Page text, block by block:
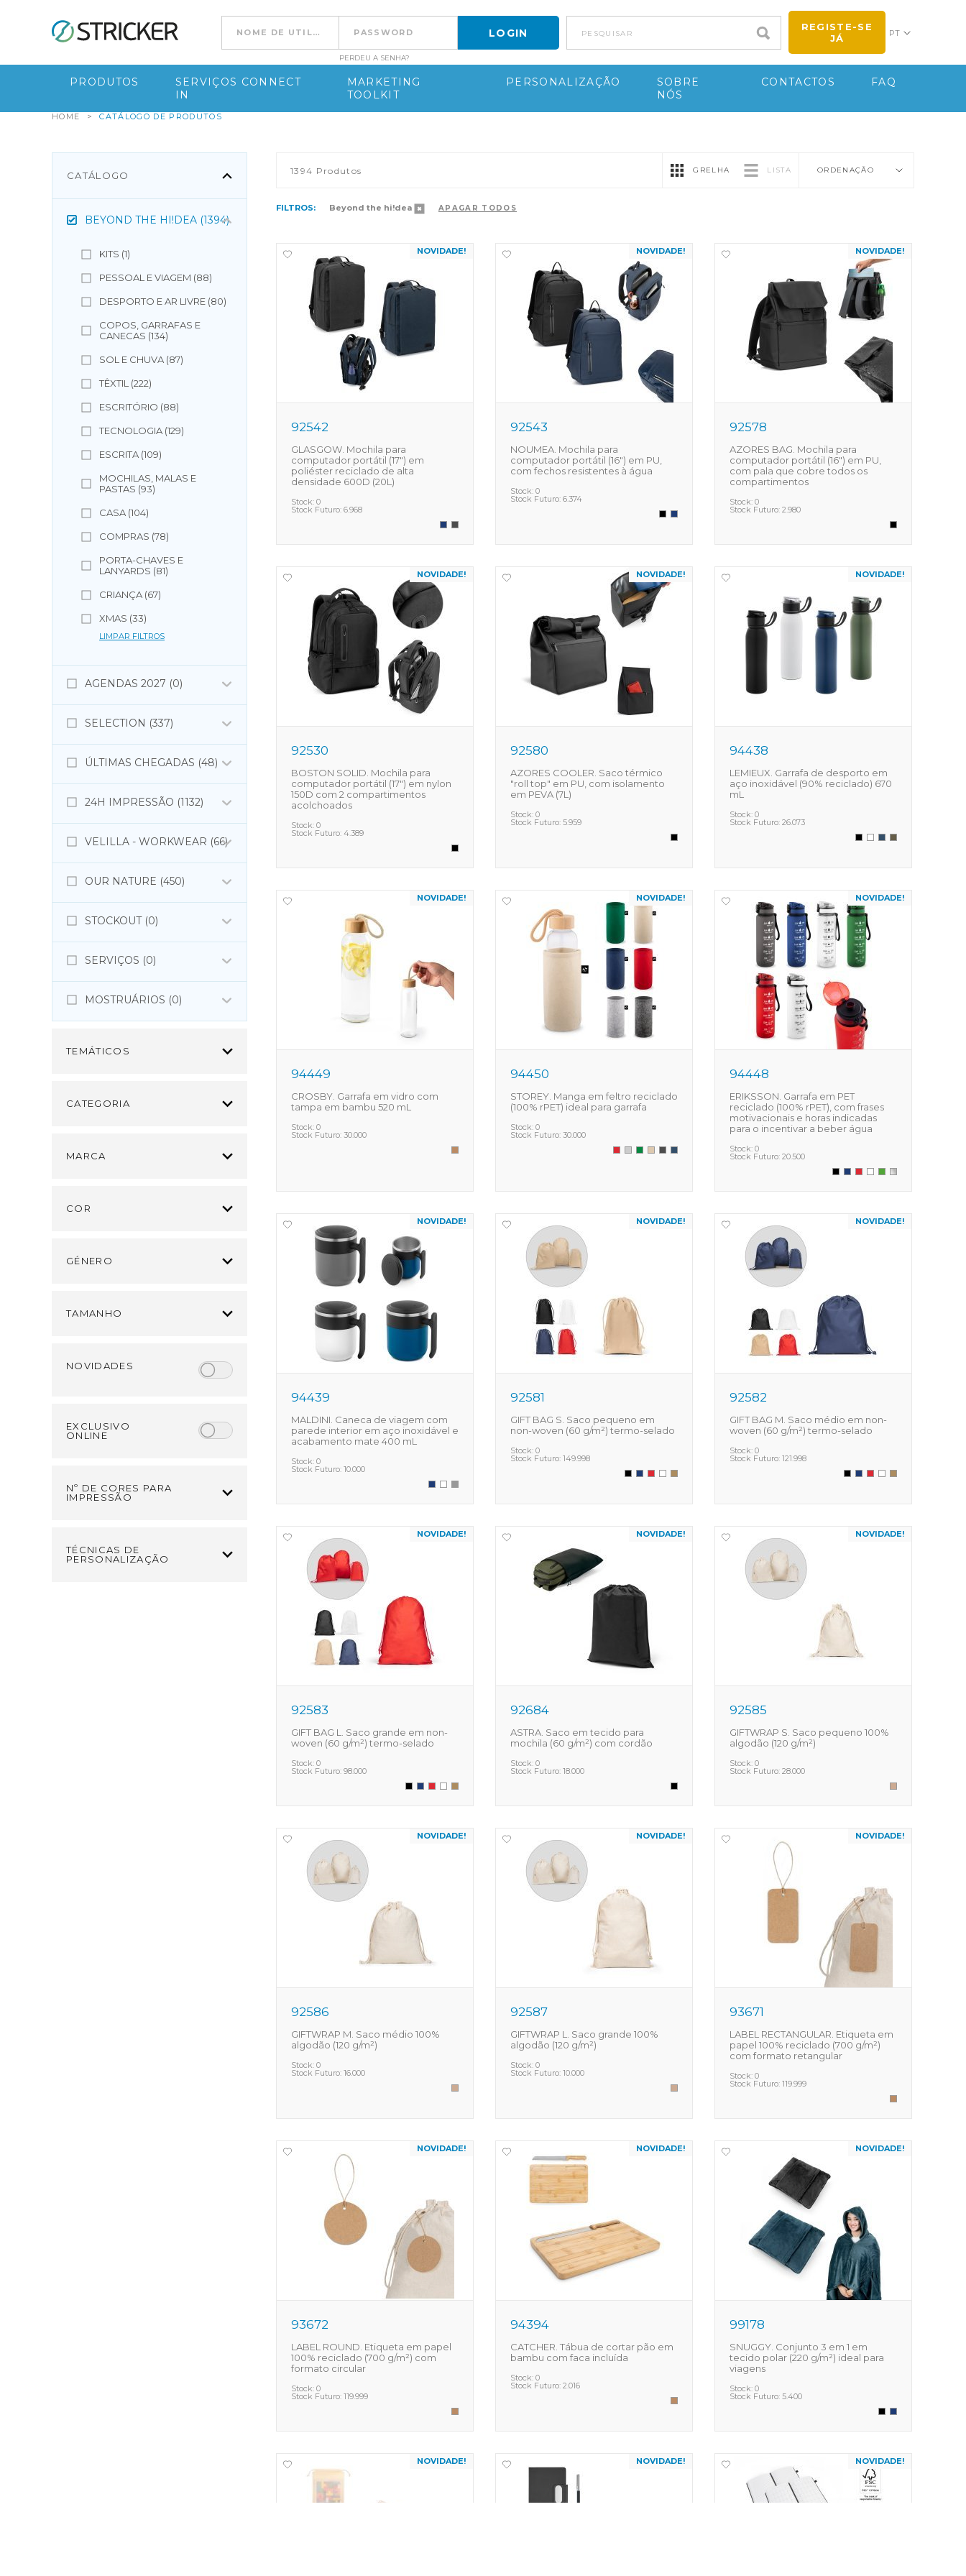
Ir para conteúdo
PERDEU A SENHA?
pesquisar
REGISTE-SE
JÁ
PT
PRODUTOS
SERVIÇOS CONNECT
IN
MARKETING
TOOLKIT
PERSONALIZAÇÃO
SOBRE
NÓS
CONTACTOS FAQ
HOME > CATÁLOGO DE PRODUTOS
CATÁLOGO
BEYOND THE HI!DEA (1394)
KITS (1)
PESSOAL E VIAGEM (88)
DESPORTO E AR LIVRE (80)
COPOS, GARRAFAS E
CANECAS (134)
SOL E CHUVA (87)
TÊXTIL (222)
ESCRITÓRIO (88)
TECNOLOGIA (129)
ESCRITA (109)
MOCHILAS, MALAS E
PASTAS (93)
CASA (104)
COMPRAS (78)
PORTA-CHAVES E
LANYARDS (81)
CRIANÇA (67)
XMAS (33)
LIMPAR FILTROS
AGENDAS 2027 (0)
SELECTION (337)
ÚLTIMAS CHEGADAS (48)
24H IMPRESSÃO (1132)
VELILLA - WORKWEAR (66)
OUR NATURE (450)
STOCKOUT (0)
SERVIÇOS (0)
MOSTRUÁRIOS (0)
TEMÁTICOS
CATEGORIA
MARCA
COR
GÉNERO
TAMANHO
NOVIDADES
EXCLUSIVO
ONLINE
Nº DE CORES PARA
IMPRESSÃO
TÉCNICAS DE
PERSONALIZAÇÃO
FILTROS: Beyond the hi!dea APAGAR TODOS
1394 Produtos GRELHA LISTA ORDENAÇÃO
NOVIDADE!
92542
GLASGOW. Mochila para
computador portátil (17") em
poliéster reciclado de alta
densidade 600D (20L)
Stock: 0
Stock Futuro: 6.968
NOVIDADE!
92543
NOUMEA. Mochila para
computador portátil (16") em PU,
com fechos resistentes à água
Stock: 0
Stock Futuro: 6.374
NOVIDADE!
92578
AZORES BAG. Mochila para
computador portátil (16") em PU,
com pala que cobre todos os
compartimentos
Stock: 0
Stock Futuro: 2.980
NOVIDADE!
92530
BOSTON SOLID. Mochila para
computador portátil (17") em nylon
150D com 2 compartimentos
acolchoados
Stock: 0
Stock Futuro: 4.389
NOVIDADE!
92580
AZORES COOLER. Saco térmico
"roll top" em PU, com isolamento
em PEVA (7L)
Stock: 0
Stock Futuro: 5.959
NOVIDADE!
94438
LEMIEUX. Garrafa de desporto em
aço inoxidável (90% reciclado) 670
mL
Stock: 0
Stock Futuro: 26.073
NOVIDADE!
94449
CROSBY. Garrafa em vidro com
tampa em bambu 520 mL
Stock: 0
Stock Futuro: 30.000
NOVIDADE!
94450
STOREY. Manga em feltro reciclado
(100% rPET) ideal para garrafa
Stock: 0
Stock Futuro: 30.000
NOVIDADE!
94448
ERIKSSON. Garrafa em PET
reciclado (100% rPET), com frases
motivacionais e horas indicadas
para o incentivar a beber água
Stock: 0
Stock Futuro: 20.500
NOVIDADE!
94439
MALDINI. Caneca de viagem com
parede interior em aço inoxidável e
acabamento mate 400 mL
Stock: 0
Stock Futuro: 10.000
NOVIDADE!
92581
GIFT BAG S. Saco pequeno em
non-woven (60 g/m²) termo-selado
Stock: 0
Stock Futuro: 149.998
NOVIDADE!
92582
GIFT BAG M. Saco médio em non-
woven (60 g/m²) termo-selado
Stock: 0
Stock Futuro: 121.998
NOVIDADE!
92583
GIFT BAG L. Saco grande em non-
woven (60 g/m²) termo-selado
Stock: 0
Stock Futuro: 98.000
NOVIDADE!
92684
ASTRA. Saco em tecido para
mochila (60 g/m²) com cordão
Stock: 0
Stock Futuro: 18.000
NOVIDADE!
92585
GIFTWRAP S. Saco pequeno 100%
algodão (120 g/m²)
Stock: 0
Stock Futuro: 28.000
NOVIDADE!
92586
GIFTWRAP M. Saco médio 100%
algodão (120 g/m²)
Stock: 0
Stock Futuro: 16.000
NOVIDADE!
92587
GIFTWRAP L. Saco grande 100%
algodão (120 g/m²)
Stock: 0
Stock Futuro: 10.000
NOVIDADE!
93671
LABEL RECTANGULAR. Etiqueta em
papel 100% reciclado (700 g/m²)
com formato retangular
Stock: 0
Stock Futuro: 119.999
NOVIDADE!
93672
LABEL ROUND. Etiqueta em papel
100% reciclado (700 g/m²) com
formato circular
Stock: 0
Stock Futuro: 119.999
NOVIDADE!
94394
CATCHER. Tábua de cortar pão em
bambu com faca incluída
Stock: 0
Stock Futuro: 2.016
NOVIDADE!
99178
SNUGGY. Conjunto 3 em 1 em
tecido polar (220 g/m²) ideal para
viagens
Stock: 0
Stock Futuro: 5.400
NOVIDADE! NOVIDADE! NOVIDADE!